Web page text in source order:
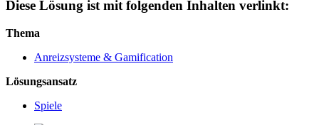
Diese Lösung ist mit folgenden Inhalten verlinkt:
Thema
Anreizsysteme & Gamification
Lösungsansatz
Spiele